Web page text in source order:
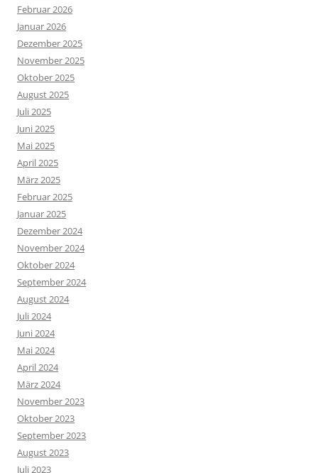
Februar 2026
Januar 2026
Dezember 2025
November 2025
Oktober 2025
August 2025
Juli 2025
Juni 2025
Mai 2025
April 2025
März 2025
Februar 2025
Januar 2025
Dezember 2024
November 2024
Oktober 2024
September 2024
August 2024
Juli 2024
Juni 2024
Mai 2024
April 2024
März 2024
November 2023
Oktober 2023
September 2023
August 2023
Juli 2023